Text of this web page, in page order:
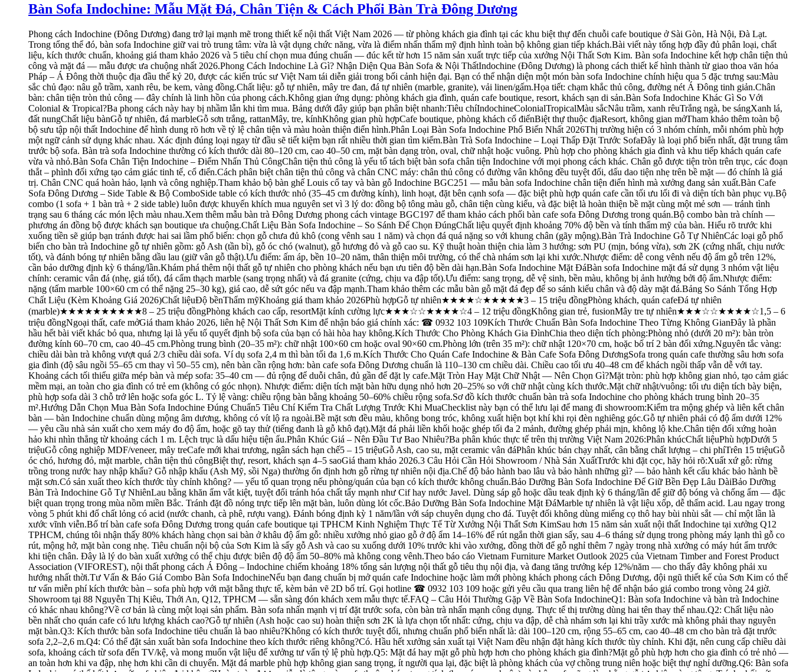
Bàn Sofa Indochine: Mẫu Mặt Đá, Chân Tiện & Cách Phối Bàn Trà Đông Dương
Phong cách Indochine (Đông Dương) đang trở lại mạnh mẽ trong thiết kế nội thất Việt Nam 2026 — từ phòng khách gia đình tại các khu biệt thự đến chuỗi cafe boutique ở Sài Gòn, Hà Nội, Đà Lạt. Trong tổng thể đó, bàn sofa Indochine giữ vai trò trung tâm: vừa là vật dụng chức năng, vừa là điểm nhấn thẩm mỹ định hình toàn bộ không gian tiếp khách.Bài viết này tổng hợp đầy đủ phân loại, chất liệu, kích thước chuẩn, khoảng giá tham khảo 2026 và 5 tiêu chí chọn mua đúng chuẩn — đúc kết từ hơn 15 năm sản xuất trực tiếp của xưởng Nội Thất Sơn Kim. Bàn sofa Indochine kết hợp chân tiện thủ công và mặt đá — mẫu được ưa chuộng nhất 2026.Phong Cách Indochine Là Gì? Nhận Diện Qua Bàn Sofa & Nội ThấtIndochine (Đông Dương) là phong cách thiết kế hình thành từ giao thoa văn hóa Pháp – Á Đông thời thuộc địa đầu thế kỷ 20, được các kiến trúc sư Việt Nam tái diễn giải trong bối cảnh hiện đại. Bạn có thể nhận diện một món bàn sofa Indochine chính hiệu qua 5 đặc trưng sau:Màu sắc chủ đạo: nâu gỗ trầm, xanh rêu, be kem, vàng đồng.Chất liệu: gỗ tự nhiên, mây tre đan, đá tự nhiên (marble, granite), vải linen/gấm.Họa tiết: chạm khắc thủ công, đường nét Á Đông tinh giản.Chân bàn: chân tiện tròn thủ công — đây chính là linh hồn của phong cách.Không gian ứng dụng: phòng khách gia đình, quán cafe boutique, resort, khách sạn di sản.Bàn Sofa Indochine Khác Gì So Với Colonial & Tropical?Ba phong cách này hay bị nhầm lẫn khi tìm mua. Bảng dưới đây giúp bạn phân biệt nhanh:Tiêu chíIndochineColonialTropicalMàu sắcNâu trầm, xanh rêuTrắng ngà, be sángXanh lá, đất nungChất liệu bànGỗ tự nhiên, đá marbleGỗ sơn trắng, rattanMây, tre, kínhKhông gian phù hợpCafe boutique, phòng khách cổ điểnBiệt thự thuộc địaResort, không gian mởTham khảo thêm toàn bộ bộ sưu tập nội thất Indochine để hình dung rõ hơn về tỷ lệ chân tiện và màu hoàn thiện điển hình.Phân Loại Bàn Sofa Indochine Phổ Biến Nhất 2026Thị trường hiện có 3 nhóm chính, mỗi nhóm phù hợp một ngữ cảnh sử dụng khác nhau. Xác định đúng loại ngay từ đầu sẽ tiết kiệm bạn rất nhiều thời gian tìm kiếm.Bàn Trà Sofa Indochine – Loại Thấp Đặt Trước SofaĐây là loại phổ biến nhất, đặt trung tâm trước bộ sofa. Bàn trà sofa Indochine thường có kích thước dài 80–120 cm, cao 40–50 cm, mặt bàn dạng tròn, oval, chữ nhật hoặc vuông. Phù hợp cho phòng khách gia đình và khu tiếp khách quán cafe vừa và nhỏ.Bàn Sofa Chân Tiện Indochine – Điểm Nhấn Thủ CôngChân tiện thủ công là yếu tố tách biệt bàn sofa chân tiện Indochine với mọi phong cách khác. Chân gỗ được tiện tròn trên trục, các đoạn thắt – phình đối xứng tạo cảm giác tinh tế, cổ điển.Cách phân biệt chân tiện thủ công và chân CNC máy: chân thủ công có đường vân không đều tuyệt đối, dấu dao tiện nhẹ trên bề mặt — đó chính là giá trị. Chân CNC quá hoàn hảo, lạnh và công nghiệp.Tham khảo bộ bàn ghế Louis cổ tay và bàn gỗ Indochine BGC251 — mẫu bàn sofa Indochine chân tiện điển hình mà xưởng đang sản xuất.Bàn Cafe Sofa Đông Dương – Side Table & Bộ ComboSide table có kích thước nhỏ (35–45 cm đường kính), linh hoạt, đặt bên cạnh sofa — đặc biệt phù hợp quán cafe cần tối ưu lối đi và diện tích bàn phục vụ.Bộ combo (1 sofa + 1 bàn trà + 2 side table) luôn được khuyến khích mua nguyên set vì 3 lý do: đồng bộ tông màu gỗ, chân tiện cùng kiểu, và đặc biệt là hoàn thiện bề mặt cùng một mẻ sơn — tránh tình trạng sau 6 tháng các món lệch màu nhau.Xem thêm mẫu bàn trà Đông Dương phong cách vintage BGC197 để tham khảo cách phối bàn cafe sofa Đông Dương trong quán.Bộ combo bàn trà chính — phương án đồng bộ được khách sạn boutique ưa chuộng.Chất Liệu Bàn Sofa Indochine – So Sánh Để Chọn ĐúngChất liệu quyết định khoảng 70% độ bền và tính thẩm mỹ của bàn. Hiểu rõ trước khi xuống tiền sẽ giúp bạn tránh được hai sai lầm phổ biến: chọn gỗ chưa đủ khô (cong vênh sau 1 năm) và chọn đá quá nặng so với khung chân (gãy mộng).Bàn Trà Indochine Gỗ Tự NhiênCác loại gỗ phổ biến cho bàn trà Indochine gỗ tự nhiên gồm: gỗ Ash (tần bì), gỗ óc chó (walnut), gỗ hương đỏ và gỗ cao su. Kỹ thuật hoàn thiện chia làm 3 hướng: sơn PU (mịn, bóng vừa), sơn 2K (cứng nhất, chịu nước tốt), và đánh bóng tự nhiên bằng dầu lau (giữ vân gỗ thật).Ưu điểm: ấm áp, bền 10–20 năm, thân thiện môi trường, có thể chà nhám sơn lại khi xước.Nhược điểm: dễ cong vênh nếu độ ẩm gỗ trên 12%, cần bảo dưỡng định kỳ 6 tháng/lần.Khám phá thêm nội thất gỗ tự nhiên cho phòng khách nếu bạn ưu tiên độ bền dài hạn.Bàn Sofa Indochine Mặt ĐáBàn sofa Indochine mặt đá sử dụng 3 nhóm vật liệu chính: ceramic vân đá (nhẹ, giá tốt), đá cẩm thạch marble (sang trọng nhất) và đá granite (cứng, chịu va đập tốt).Ưu điểm: sang trọng, dễ vệ sinh, bền màu, không bị ảnh hưởng bởi độ ẩm.Nhược điểm: nặng (tấm marble 100×60 cm có thể nặng 25–30 kg), giá cao, dễ sứt góc nếu va đập mạnh.Tham khảo thêm các mẫu bàn gỗ mặt đá đẹp để so sánh kiểu chân và độ dày mặt đá.Bảng So Sánh Tổng Hợp Chất Liệu (Kèm Khoảng Giá 2026)Chất liệuĐộ bềnThẩm mỹKhoảng giá tham khảo 2026Phù hợpGỗ tự nhiên★★★★☆★★★★★3 – 15 triệu đồngPhòng khách, quán cafeĐá tự nhiên (marble)★★★★★★★★★★8 – 25 triệu đồngPhòng khách cao cấp, resortMặt kính cường lực★★★☆☆★★★★☆4 – 12 triệu đồngKhông gian trẻ, fusionMây tre tự nhiên★★★☆☆★★★★☆1,5 – 6 triệu đồngNgoại thất, cafe mởGiá tham khảo 2026, liên hệ Nội Thất Sơn Kim để nhận báo giá chính xác: ☎ 0932 103 109Kích Thước Chuẩn Bàn Sofa Indochine Theo Từng Không GianĐây là phần hầu hết bài viết khác bỏ qua, nhưng lại là yếu tố quyết định bộ sofa của bạn có hài hòa hay không.Kích Thước Cho Phòng Khách Gia ĐìnhChia theo diện tích phòng:Phòng nhỏ (dưới 20 m²): bàn tròn đường kính 60–70 cm, cao 40–45 cm.Phòng trung bình (20–35 m²): chữ nhật 100×60 cm hoặc oval 90×60 cm.Phòng lớn (trên 35 m²): chữ nhật 120×70 cm, hoặc bố trí 2 bàn đối xứng.Nguyên tắc vàng: chiều dài bàn trà không vượt quá 2/3 chiều dài sofa. Ví dụ sofa 2,4 m thì bàn tối đa 1,6 m.Kích Thước Cho Quán Cafe Indochine & Bàn Cafe Sofa Đông DươngSofa trong quán cafe thường sâu hơn sofa gia đình (độ sâu ngồi 55–65 cm thay vì 50–55 cm), nên bàn cần rộng hơn: bàn cafe sofa Đông Dương chuẩn là 110–130 cm chiều dài. Chiều cao tối ưu 40–48 cm để khách ngồi thấp vẫn dễ với tay. Khoảng cách tối thiểu giữa mép bàn và mép sofa: 35–40 cm — đủ rộng để duỗi chân, đủ gần để đặt ly cafe.Mặt Tròn Hay Mặt Chữ Nhật — Nên Chọn Gì?Mặt tròn: phù hợp không gian nhỏ, tạo cảm giác mềm mại, an toàn cho gia đình có trẻ em (không có góc nhọn). Nhược điểm: diện tích mặt bàn hữu dụng nhỏ hơn 20–25% so với chữ nhật cùng kích thước.Mặt chữ nhật/vuông: tối ưu diện tích bày biện, phù hợp sofa dài 3 chỗ trở lên hoặc sofa góc L. Tỷ lệ vàng: chiều rộng bàn bằng khoảng 50–60% chiều rộng sofa.Sơ đồ kích thước chuẩn bàn trà sofa Indochine cho phòng khách trung bình 20–35 m².Hướng Dẫn Chọn Mua Bàn Sofa Indochine Đúng Chuẩn5 Tiêu Chí Kiểm Tra Chất Lượng Trước Khi MuaChecklist này bạn có thể lưu lại để mang đi showroom:Kiểm tra mộng ghép và liên kết chân bàn — bàn Indochine chuẩn dùng mộng âm dương, không có vít lộ ra ngoài.Bề mặt sơn đều màu, không bong tróc, không xuất hiện bọt khí khi rọi đèn nghiêng góc.Gỗ tự nhiên phải có độ ẩm dưới 12% — yêu cầu nhà sản xuất cho xem máy đo độ ẩm, hoặc gõ tay thử (tiếng đanh là gỗ khô đạt).Mặt đá phải liền khối hoặc ghép tối đa 2 mảnh, đường ghép phải mịn, không lộ khe.Chân tiện đối xứng hoàn hảo khi nhìn thẳng từ khoảng cách 1 m. Lệch trục là dấu hiệu tiện ẩu.Phân Khúc Giá – Nên Đầu Tư Bao Nhiêu?Ba phân khúc thực tế trên thị trường Việt Nam 2026:Phân khúcChất liệuPhù hợpDưới 5 triệuGỗ công nghiệp MDF/veneer, mây treCafe mới khai trương, ngân sách hạn chế5 – 15 triệuGỗ Ash, cao su, mặt ceramic vân đáPhân khúc bán chạy nhất, cân bằng chất lượng – chi phíTrên 15 triệuGỗ óc chó, hương đỏ, mặt marble, chân tiện thủ côngBiệt thự, resort, khách sạn 4–5 saoGiá tham khảo 2026.3 Câu Hỏi Cần Hỏi Showroom / Nhà Sản XuấtTrước khi đặt cọc, hãy hỏi rõ:Xuất xứ gỗ: rừng trồng trong nước hay nhập khẩu? Gỗ nhập khẩu (Ash Mỹ, sồi Nga) thường ổn định hơn gỗ rừng tự nhiên nội địa.Chế độ bảo hành bao lâu và bảo hành những gì? — bảo hành kết cấu khác bảo hành bề mặt sơn.Có sản xuất theo kích thước tùy chỉnh không? — yếu tố quan trọng nếu phòng/quán của bạn có kích thước không chuẩn.Bảo Dưỡng Bàn Sofa Indochine Để Giữ Bền Đẹp Lâu DàiBảo Dưỡng Bàn Trà Indochine Gỗ Tự NhiênLau bằng khăn ẩm vắt kiệt, tuyệt đối tránh hóa chất tẩy mạnh như Cif hay nước Javel. Dùng sáp gỗ hoặc dầu teak định kỳ 6 tháng/lần để giữ độ bóng và chống ẩm — đặc biệt quan trọng trong mùa nồm miền Bắc. Tránh đặt đồ nóng trực tiếp lên mặt bàn, luôn dùng lót cốc.Bảo Dưỡng Bàn Sofa Indochine Mặt ĐáMarble tự nhiên là vật liệu xốp, dễ thấm acid. Lau ngay trong vòng 5 phút khi đổ chất lỏng có acid (nước chanh, cà phê, rượu vang). Đánh bóng định kỳ 1 năm/lần với sáp chuyên dụng cho đá. Tuyệt đối không dùng miếng cọ thô hay bùi nhùi sắt — chỉ một lần là xước vĩnh viễn.Bố trí bàn cafe sofa Đông Dương trong quán cafe boutique tại TPHCM Kinh Nghiệm Thực Tế Từ Xưởng Nội Thất Sơn KimSau hơn 15 năm sản xuất nội thất Indochine tại xưởng Q12 TPHCM, chúng tôi nhận thấy 80% khách hàng chọn sai bàn ở khâu độ ẩm gỗ: nhiều xưởng nhỏ giao gỗ ở độ ẩm 14–16% để rút ngắn thời gian sấy, sau 4–6 tháng sử dụng trong phòng máy lạnh thì gỗ co rút, mộng hở, mặt bàn cong nhẹ. Tiêu chuẩn nội bộ của Sơn Kim là sấy gỗ Ash và cao su xuống dưới 10% trước khi vào xưởng, đồng thời để gỗ nghỉ thêm 7 ngày trong nhà xưởng có máy hút ẩm trước khi tiện chân. Đây là lý do bàn xuất xưởng có thể chịu được biên độ độ ẩm 50–80% mà không cong vênh.Theo báo cáo Vietnam Furniture Market Outlook 2025 của Vietnam Timber and Forest Product Association (VIFOREST), nội thất phong cách Á Đông – Indochine chiếm khoảng 18% tổng sản lượng nội thất gỗ tiêu thụ nội địa, và đang tăng trưởng kép 12%/năm — cho thấy đây không phải xu hướng nhất thời.Tư Vấn & Báo Giá Combo Bàn Sofa IndochineNếu bạn đang chuẩn bị mở quán cafe Indochine hoặc làm mới phòng khách phong cách Đông Dương, đội ngũ thiết kế của Sơn Kim có thể tư vấn miễn phí kích thước bàn – sofa phù hợp với mặt bằng thực tế, kèm bản vẽ 2D bố trí. Gọi hotline ☎ 0932 103 109